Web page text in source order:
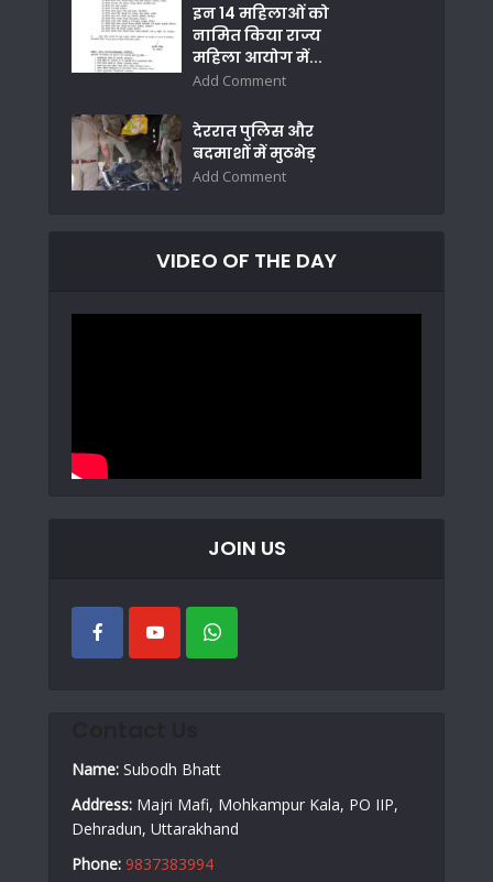
इन 14 महिलाओं को
नामित किया राज्य
महिला आयोग में...
Add Comment
देररात पुलिस और
बदमाशों में मुठभेड़
Add Comment
VIDEO OF THE DAY
JOIN US
Name: Subodh Bhatt
Address: Majri Mafi, Mohkampur Kala, PO IIP,
Dehradun, Uttarakhand
Phone: 9837383994